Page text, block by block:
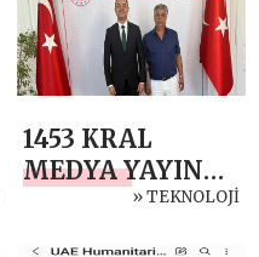
1453 KRAL
MEDYA YAYIN
GRUBU DOĞU
» TEKNOLOJİ